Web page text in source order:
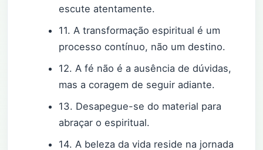
escute atentamente.
11. A transformação espiritual é um
processo contínuo, não um destino.
12. A fé não é a ausência de dúvidas,
mas a coragem de seguir adiante.
13. Desapegue-se do material para
abraçar o espiritual.
14. A beleza da vida reside na jornada